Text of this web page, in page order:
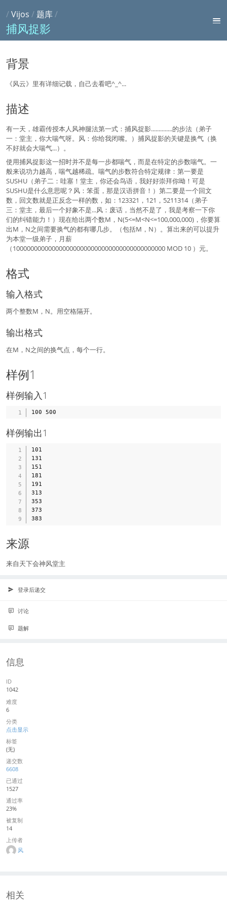
/Vijos / 题库/
捕风捉影
背景
《风云》里有详细记载，自己去看吧^_^...
描述
有一天，雄霸传授本人风神腿法第一式：捕风捉影..............的步法（弟子
一：堂主，你大喘气呀。风：你给我闭嘴。）捕风捉影的关键是换气（换
不好就会大喘气...）。
使用捕风捉影这一招时并不是每一步都喘气，而是在特定的步数喘气。一
般来说功力越高，喘气越稀疏。喘气的步数符合特定规律：第一要是
SUSHU（弟子二：哇塞！堂主，你还会鸟语，我好好崇拜你呦！可是
SUSHU是什么意思呢？风：笨蛋，那是汉语拼音！）第二要是一个回文
数，回文数就是正反念一样的数，如：123321，121，5211314（弟子
三：堂主，最后一个好象不是...风：废话，当然不是了，我是考察一下你
们的纠错能力！）现在给出两个数M，N(5<=M<N<=100,000,000)，你要算
出M，N之间需要换气的都有哪几步。（包括M，N）。算出来的可以提升
为本堂一级弟子，月薪
（1000000000000000000000000000000000000000000 MOD 10 ）元。
格式
输入格式
两个整数M，N。用空格隔开。
输出格式
在M，N之间的换气点，每个一行。
样例1
样例输入1
样例输出1
101
131
151
181
191
313
353
373
来源
来自天下会神风堂主
登录后递交
讨论
题解
信息
ID
1042
难度
6
分类
点击显示
标签
(无)
递交数
6608
已通过
1527
通过率
23%
被复制
14
上传者
风
相关